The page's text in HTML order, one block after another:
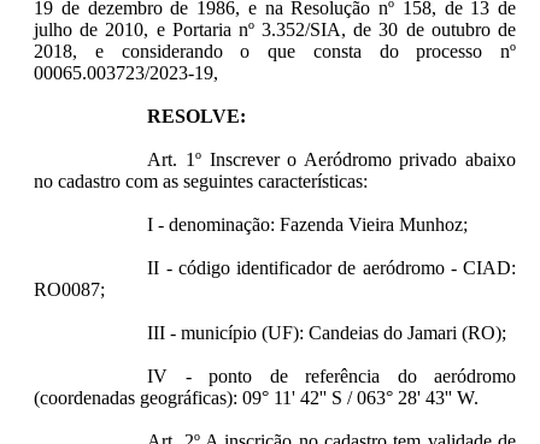
19 de dezembro de 1986, e na Resolução nº 158, de 13 de
julho de 2010, e Portaria nº 3.352/SIA, de 30 de outubro de
2018, e considerando o que consta do processo nº
00065.003723/2023-19,
RESOLVE:
Art. 1º Inscrever o Aeródromo privado abaixo
no cadastro com as seguintes características:
I - denominação: Fazenda Vieira Munhoz;
II - código identificador de aeródromo - CIAD:
RO0087;
III - município (UF): Candeias do Jamari (RO);
IV - ponto de referência do aeródromo
(coordenadas geográficas): 09° 11' 42'' S / 063° 28' 43'' W.